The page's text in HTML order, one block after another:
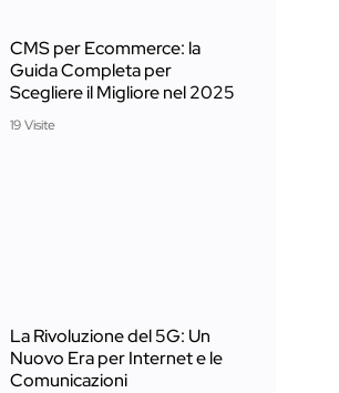
CMS per Ecommerce: la
Guida Completa per
Scegliere il Migliore nel 2025
19 Visite
La Rivoluzione del 5G: Un
Nuovo Era per Internet e le
Comunicazioni